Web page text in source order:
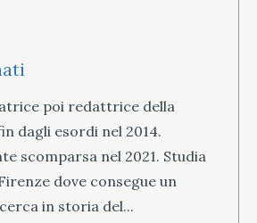
poi redattrice della
dagli esordi nel 2014.
scomparsa nel 2021. Studia
dove consegue un
in storia del...